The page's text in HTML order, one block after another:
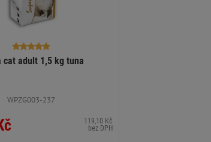
cat adult 1,5 kg tuna
WPZG003-237
119,10 Kč
bez DPH